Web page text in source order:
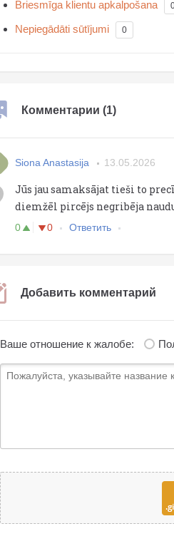
Briesmīga klientu apkalpošana
Nepiegādāti sūtījumi 0
Комментарии (1)
Siona Anastasija 13.05.2026
Jūs jau samaksājat tieši to
diemžēl pircējs negribēja
0 0 Ответить
Добавить комментарий
Ваше отношение к жалобе: